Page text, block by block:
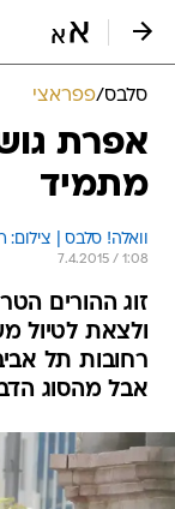
סלבס/פפראצי
אפרת
מתמיד
וואלה! סלבס | צילום:
7.4.2015 / 1:08
זוג ההורים
ולצאת לטיול
רחובות תל
אבל מהסוג